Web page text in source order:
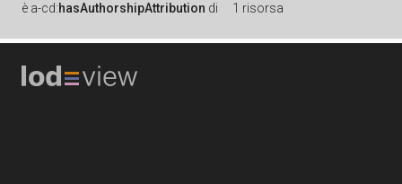
è a-cd:hasAuthorshipAttribution di 1 risorsa